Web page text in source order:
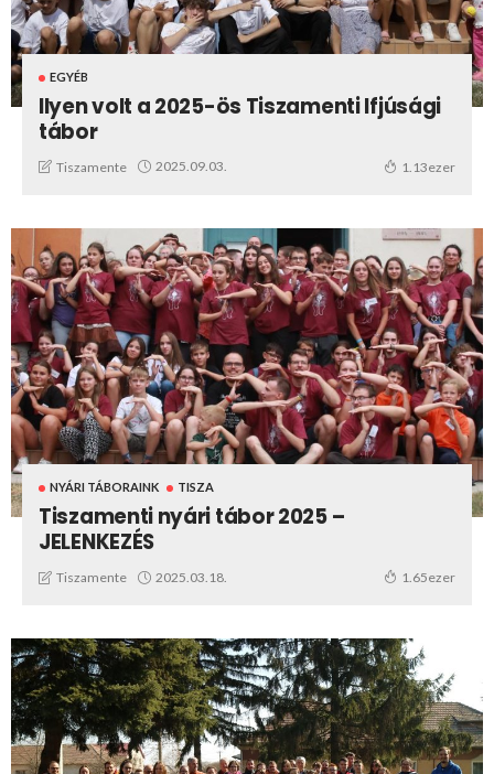
EGYÉB
Ilyen volt a 2025-ös Tiszamenti Ifjúsági
tábor
Tiszamente 2025.09.03. 1.13ezer
NYÁRI TÁBORAINK TISZA
Tiszamenti nyári tábor 2025 –
JELENKEZÉS
Tiszamente 2025.03.18. 1.65ezer